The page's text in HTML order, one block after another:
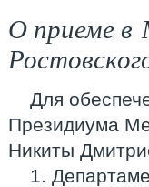
О приеме в
Для
Президиума
Никиты
1.